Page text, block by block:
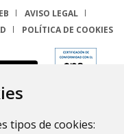
tipos de cookies:
AVISO LEGAL
POLÍTICA DE COOKIES